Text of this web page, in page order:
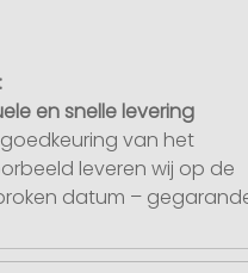
en snelle levering
van het
leveren wij op de
datum –